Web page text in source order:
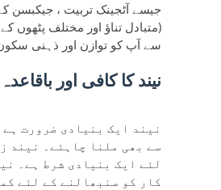
جیسے آٹجینک تربیت ، جیکبسن
(متبادل تناؤ اور مختلف پٹھوں
سے آپ کو توازن اور ذہنی
6. نیند کا کافی اور
نیند ایک بنیادی ضرورت
سے بھی ملنا چاہئے۔ نیند
لئے ایک بنیادی شرط ہے۔
کار کو سنبھالنے کے لئے